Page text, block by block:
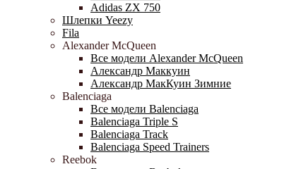
Adidas ZX 750
Шлепки Yeezy
Fila
Alexander McQueen
Все модели Alexander McQueen
Александр Маккуин
Александр МакКуин Зимние
Balenciaga
Все модели Balenciaga
Balenciaga Triple S
Balenciaga Track
Balenciaga Speed Trainers
Reebok